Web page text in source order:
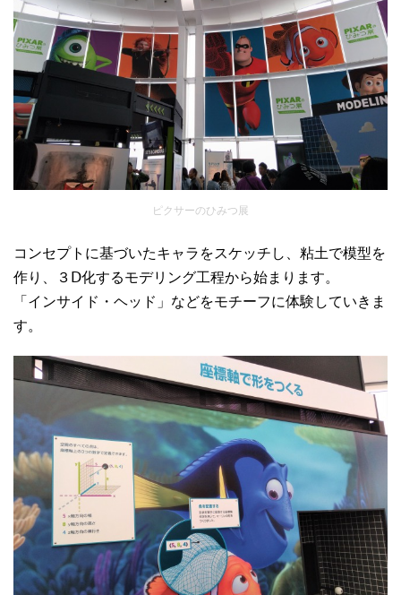
ピクサーのひみつ展
コンセプトに基づいたキャラをスケッチし、粘土で模型を
作り、３Ⅾ化するモデリング工程から始まります。
「インサイド・ヘッド」などをモチーフに体験していきま
す。